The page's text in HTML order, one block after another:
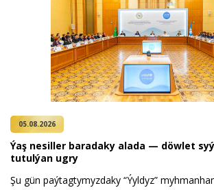
05.08.2026
Ýaş ne­sil­ler ba­ra­da­ky ala­da — döw­let
tu­tul­ýan ug­ry
Şu gün paý­tag­ty­myz­da­ky “Ýyl­dyz”